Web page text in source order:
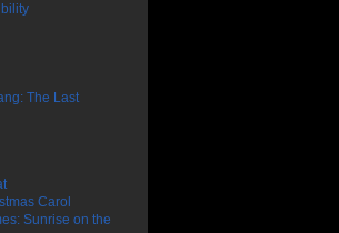
The Last
Carol
Sunrise on the